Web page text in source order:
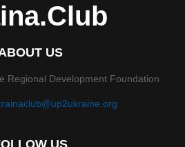
US
Regional Development Foundation